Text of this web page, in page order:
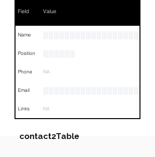
Field Value
Name
Position ░░░░░░
Phone NA
Email
Links NA
contact2Table